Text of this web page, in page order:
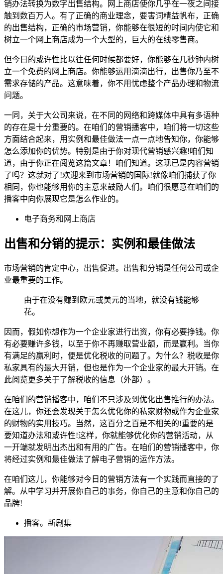
销办法转换为数字出售结构。网上商店使你几乎在一夜之间接
触到数百万人。有了正确的商业理念，要害词精益帆布，正确
的出售结构，正确的市场营销，你能够在很短的时间内使它和
树立一个网上商店成为一个大型的，巨大的在线零售商。
但今日的或许性比以往任何时候都要好，你能够在几秒钟内树
立一个免费的网上商店。你能够运用滴滴出行，出售你乃至不
需求存储的产品。这意味着，你不用忧虑整个产品办理和物流
问题。
一同，关于大公司来说，在不同的网络和跨媒体中具有多语种
的存在是十分重要的。在咱们的营销播客中，咱们将一切这些
方面结合起来，用实例和最佳做法一点一点地告知你，你能够
怎么添加你的优势。特别是由于你对现代营销感兴趣!咱们知
道，由于你正在阅览这篇文章！咱们知道。这现已是内容营销
了吗？这就对了!欢迎来到市场营销的国际!就像咱们捕获了你
相同，你也能够用你的主意来鼓励人们。咱们很愿意在咱们的
播客中向你展现它是怎么作业的。
电子商务和网上商店
出售和分销的提示：实例和最佳做法
市场营销的肯定中心，出售促进。出售和分销是任何公司或企
业最重要的工作。
由于在没有赚到欧元或美元的当地，就没有钱能够
花。
因而，假如你想作为一个企业家进行出资，你有必要挣钱。你
有必要赚许多钱，以至于你不再赚取营业额，而是赢利。当你
有满足的赢利时，便是优化税收的问题了。为什么？税收是你
私家具有的最大开销，但也是作为一个企业家的最大开销。在
此阅览更多关于了解税收的信息（外部）。
在咱们的营销播客中，咱们不只涉及到优化出售推行的办法。
在这儿，你还会发现关于怎么优化你的私家财物或作为企业家
的财物的实用技巧。当然，这百分之百是不相关的!重要的是
要知道办法和或许性!这样，你就能够优化你的营销活动，从
一开端就发明出杰出和有用的广告。在咱们的营销播客中，你
将经过实例和最佳做法了解电子营销的运作方法。
在咱们这儿，你能够对今日的营销方法有一个实践而直接的了
解。从中学习并开展你自己的事务，你自己的主意和你自己的
品牌!
播客。新剧集